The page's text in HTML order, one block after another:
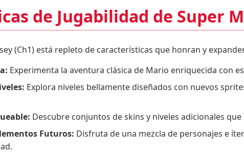
de Jugabilidad de Super
(Ch1) está repleto de características que honran y
Experimenta la aventura clásica de Mario enriquecida con
Explora niveles bellamente diseñados con nuevos
Descubre conjuntos de skins y niveles adicionales
Futuros: Disfruta de una mezcla de personajes e